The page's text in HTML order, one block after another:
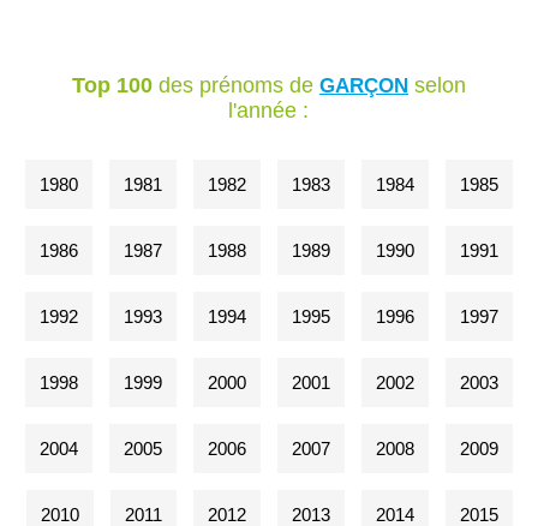
Top 100des prénoms de GARÇONselon
l'année :
1980 1981 1982 1983 1984 1985
1986 1987 1988 1989 1990 1991
1992 1993 1994 1995 1996 1997
1998 1999 2000 2001 2002 2003
2004 2005 2006 2007 2008 2009
2010 2011 2012 2013 2014 2015